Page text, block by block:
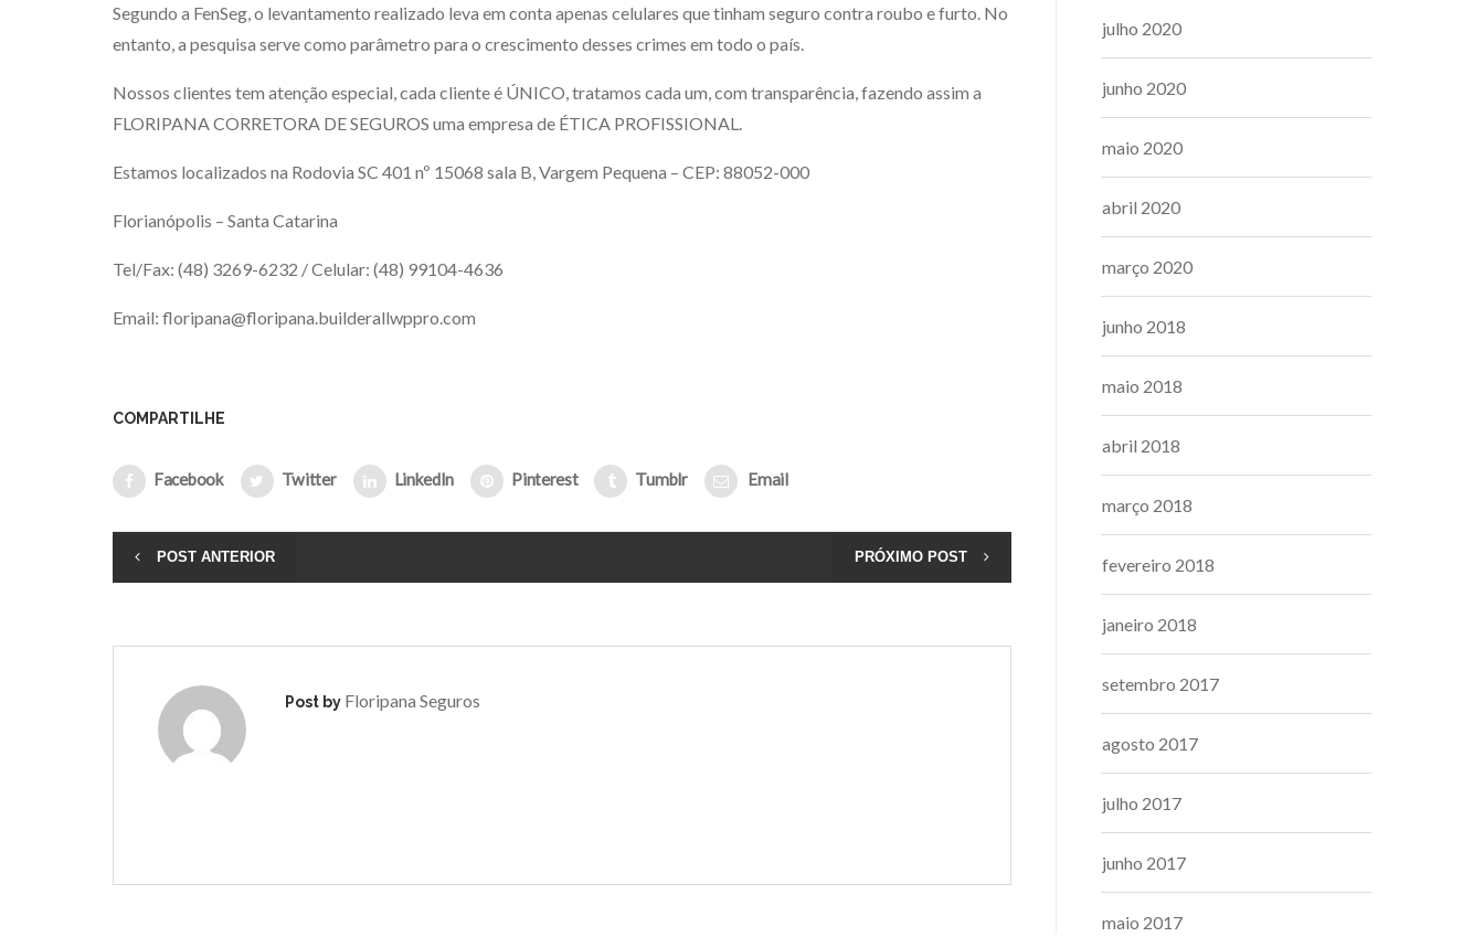
Segundo a FenSeg, o levantamento realizado leva em conta apenas celulares que tinham seguro contra roubo e furto. No
entanto, a pesquisa serve como parâmetro para o crescimento desses crimes em todo o país.
Nossos clientes tem atenção especial, cada cliente é ÚNICO, tratamos cada um, com transparência, fazendo assim a
FLORIPANA CORRETORA DE SEGUROS uma empresa de ÉTICA PROFISSIONAL.
Estamos localizados na Rodovia SC 401 nº 15068 sala B, Vargem Pequena – CEP: 88052-000
Florianópolis – Santa Catarina
Tel/Fax: (48) 3269-6232 / Celular: (48) 99104-4636
Email: floripana@floripana.builderallwppro.com
COMPARTILHE
Facebook Twitter LinkedIn Pinterest Tumblr Email
POST ANTERIOR PRÓXIMO POST
Post by Floripana Seguros
julho 2020
junho 2020
maio 2020
abril 2020
março 2020
junho 2018
maio 2018
abril 2018
março 2018
fevereiro 2018
janeiro 2018
setembro 2017
agosto 2017
julho 2017
junho 2017
maio 2017